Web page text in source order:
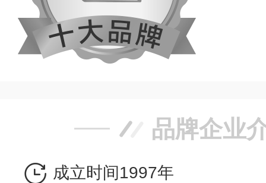
品牌企业
成立时间1997年